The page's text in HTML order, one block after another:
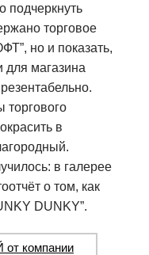
подчеркнуть
торговое
но и показать,
для магазина
торгового
в
в галерее
о том, как
DUNKY”.
компании